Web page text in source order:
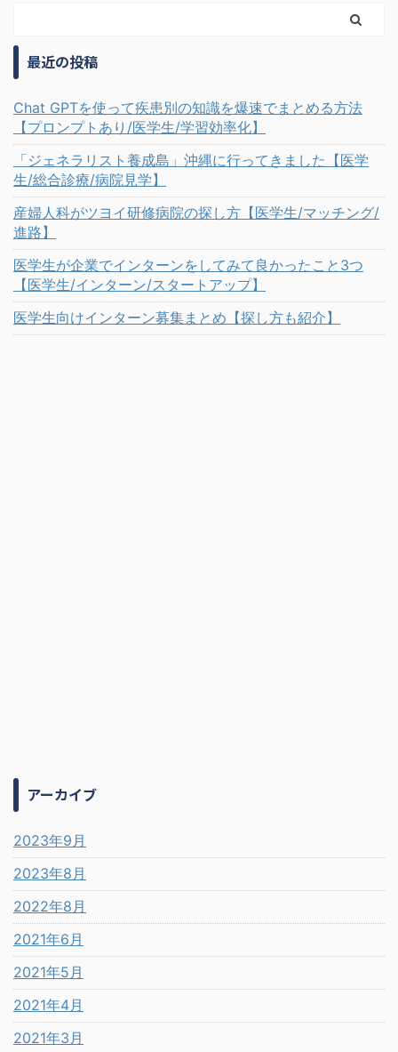
最近の投稿
Chat GPTを使って疾患別の知識を爆速でまとめる方法
【プロンプトあり/医学生/学習効率化】
「ジェネラリスト養成島」沖縄に行ってきました【医学
生/総合診療/病院見学】
産婦人科がツヨイ研修病院の探し方【医学生/マッチング/
進路】
医学生が企業でインターンをしてみて良かったこと3つ
【医学生/インターン/スタートアップ】
医学生向けインターン募集まとめ【探し方も紹介】
アーカイブ
2023年9月
2023年8月
2022年8月
2021年6月
2021年5月
2021年4月
2021年3月